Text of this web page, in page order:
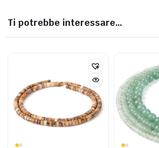
Ti potrebbe interessare…